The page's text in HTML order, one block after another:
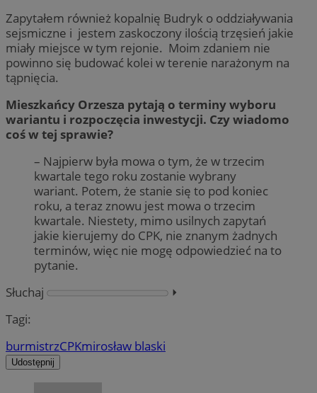
Zapytałem również kopalnię Budryk o oddziaływania
sejsmiczne i jestem zaskoczony ilością trzęsień jakie
miały miejsce w tym rejonie. Moim zdaniem nie
powinno się budować kolei w terenie narażonym na
tąpnięcia.
Mieszkańcy Orzesza pytają o terminy wyboru
wariantu i rozpoczęcia inwestycji. Czy wiadomo
coś w tej sprawie?
– Najpierw była mowa o tym, że w trzecim
kwartale tego roku zostanie wybrany
wariant. Potem, że stanie się to pod koniec
roku, a teraz znowu jest mowa o trzecim
kwartale. Niestety, mimo usilnych zapytań
jakie kierujemy do CPK, nie znanym żadnych
terminów, więc nie mogę odpowiedzieć na to
pytanie.
Słuchaj
⏵︎
Tagi:
burmistrzCPKmirosław blaski
Udostępnij